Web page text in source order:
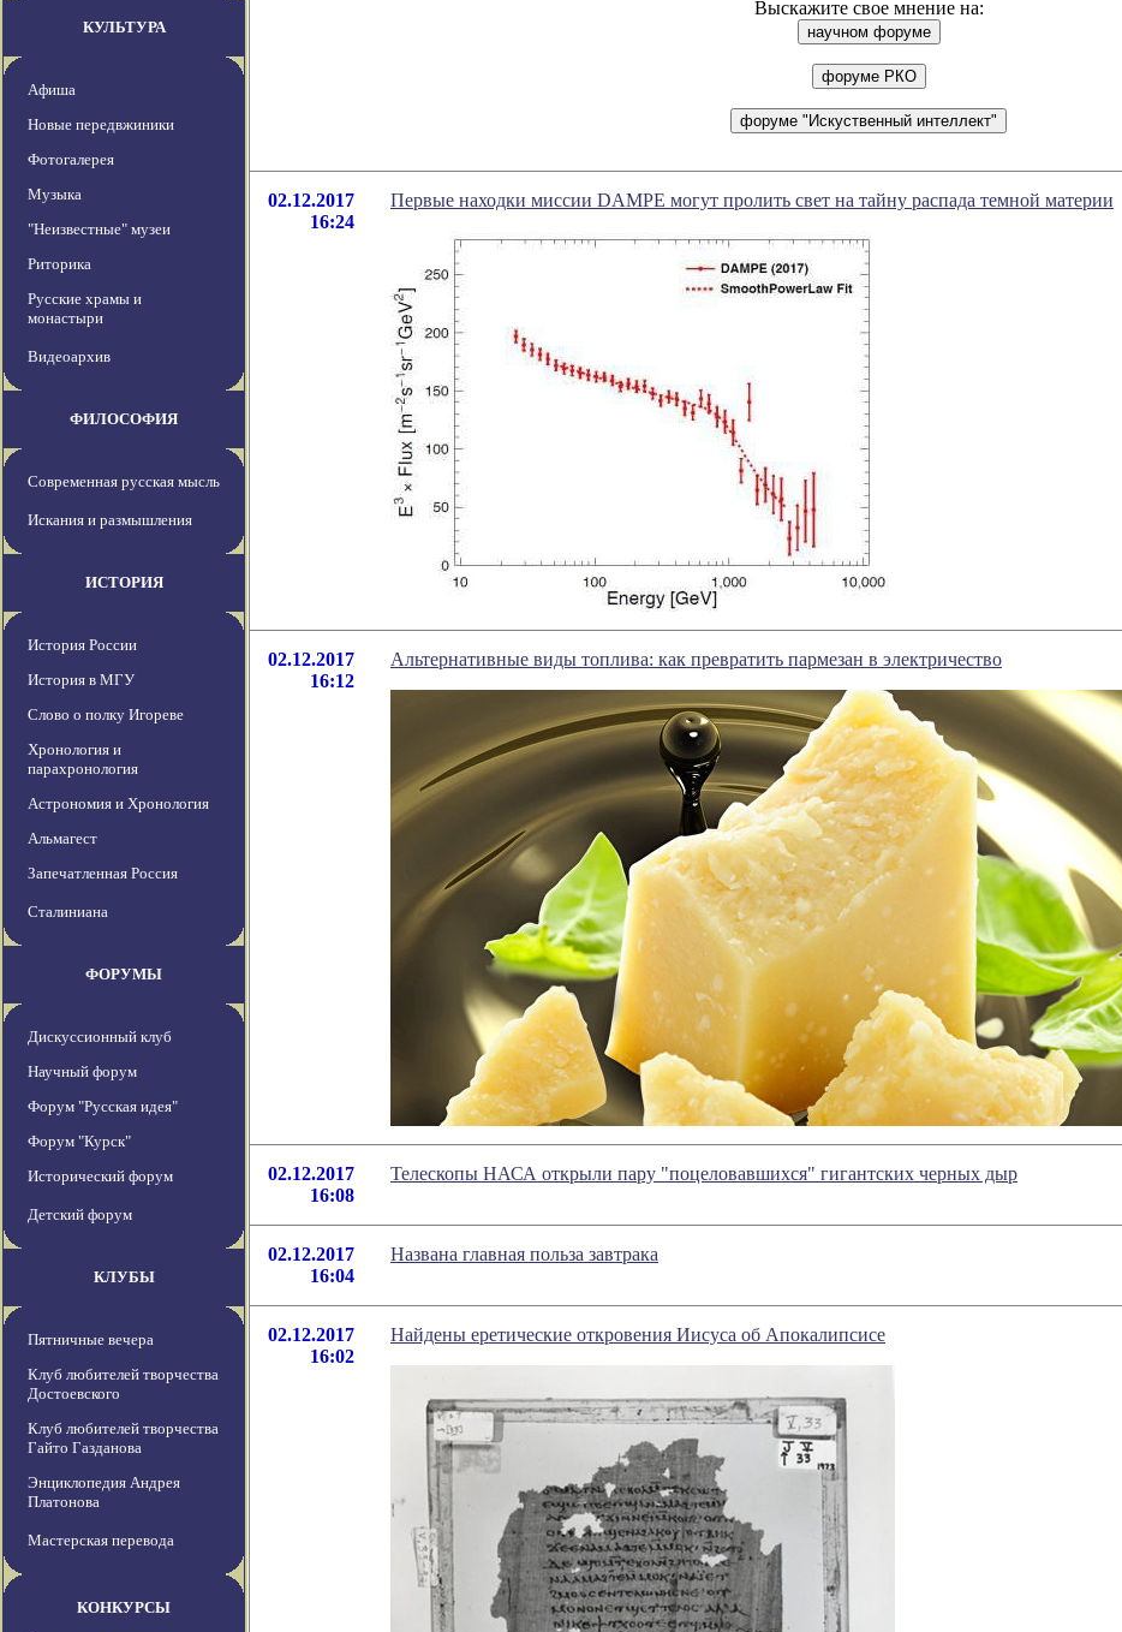
КУЛЬТУРА
Афиша
Новые передвжиники
Фотогалерея
Музыка
"Неизвестные" музеи
Риторика
Русские храмы и
монастыри
Видеоархив
ФИЛОСОФИЯ
Современная русская мысль
Искания и размышления
ИСТОРИЯ
История России
История в МГУ
Слово о полку Игореве
Хронология и
парахронология
Астрономия и Хронология
Альмагест
Запечатленная Россия
Сталиниана
ФОРУМЫ
Дискуссионный клуб
Научный форум
Форум "Русская идея"
Форум "Курск"
Исторический форум
Детский форум
КЛУБЫ
Пятничные вечера
Клуб любителей творчества
Достоевского
Клуб любителей творчества
Гайто Газданова
Энциклопедия Андрея
Платонова
Мастерская перевода
КОНКУРСЫ
Выскажите свое мнение на:
02.12.2017
16:24
Первые находки миссии DAMPE могут пролить свет на тайну распада темной материи
02.12.2017
16:12
Альтернативные виды топлива: как превратить пармезан в электричество
02.12.2017
16:08
Телескопы НАСА открыли пару "поцеловавшихся" гигантских черных дыр
02.12.2017
16:04
Названа главная польза завтрака
02.12.2017
16:02
Найдены еретические откровения Иисуса об Апокалипсисе